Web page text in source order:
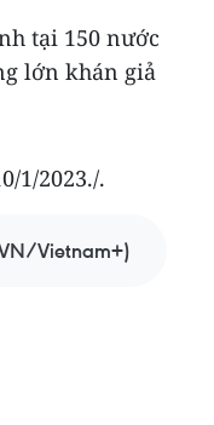
tại 150 nước
lớn khán giả
1/2023./.
Vietnam+)